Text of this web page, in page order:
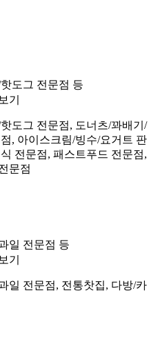
도그 전문점 등
기
도그 전문점, 도너츠/꽈배기/
, 아이스크림/빙수/요거트 판
전문점, 패스트푸드 전문점,
문점
일 전문점 등
기
일 전문점, 전통찻집, 다방/카